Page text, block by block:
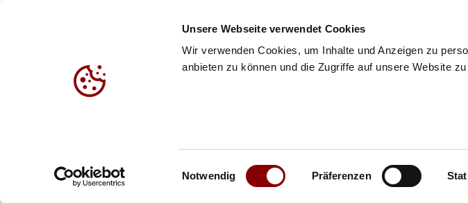
Unsere Webseite verwendet Cookies
Wir verwenden Cookies, um Inhalte und Anzeigen zu
anbieten zu können und die Zugriffe auf unsere Website
Einwilligungsauswahl
Notwendig Präferenzen
Wissenschaft trifft Praxis: Referenten für das DVV-